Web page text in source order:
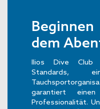
dem
Ilios Dive Club
Standards,
garantiert
Professionalität.